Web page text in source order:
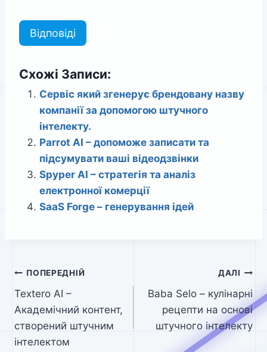
Відповіді
Схожі Записи:
Сервіс який згенерує брендовану назву
компанії за допомогою штучного
інтелекту.
Parrot AI – допоможе записати та
підсумувати ваші відеодзвінки
Spyper AI – стратегія та аналіз
електронної комерції
SaaS Forge – генерування ідей
Навігація
записів
ПОПЕРЕДНІЙ
Textero AI –
Академічний контент,
створений штучним
інтелектом
ДАЛІ
Baba Selo – кулінарні
рецепти на основі
штучного інтелекту